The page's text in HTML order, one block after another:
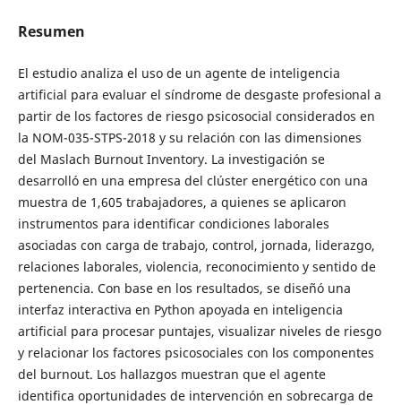
Resumen
El estudio analiza el uso de un agente de inteligencia
artificial para evaluar el síndrome de desgaste profesional a
partir de los factores de riesgo psicosocial considerados en
la NOM-035-STPS-2018 y su relación con las dimensiones
del Maslach Burnout Inventory. La investigación se
desarrolló en una empresa del clúster energético con una
muestra de 1,605 trabajadores, a quienes se aplicaron
instrumentos para identificar condiciones laborales
asociadas con carga de trabajo, control, jornada, liderazgo,
relaciones laborales, violencia, reconocimiento y sentido de
pertenencia. Con base en los resultados, se diseñó una
interfaz interactiva en Python apoyada en inteligencia
artificial para procesar puntajes, visualizar niveles de riesgo
y relacionar los factores psicosociales con los componentes
del burnout. Los hallazgos muestran que el agente
identifica oportunidades de intervención en sobrecarga de